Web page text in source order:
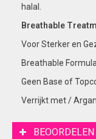
halal.
Breathable
Voor Sterker en
Breathable
Geen Base of
Verrijkt met /
BEOORDELEN